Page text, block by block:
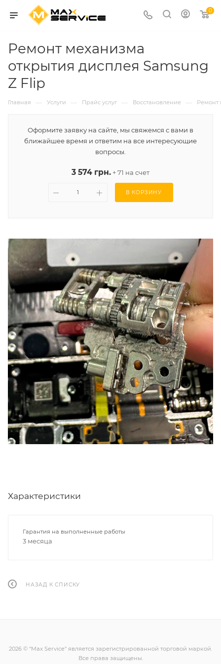
0
Ремонт механизма
открытия дисплея Samsung
Z Flip
Главная — Услуги — Прайс услуг — Восстановление — Ремонт
Оформите заявку на сайте, мы свяжемся с вами в
ближайшее время и ответим на все интересующие
вопросы.
3 574 грн. + 71 на счет
В КОРЗИНУ
Характеристики
Гарантия на выполненные работы
3 месяца
НАЗАД К СПИСКУ
2026 © “Max Service” является зарегистрированной торговой маркой.
Все права защищены.